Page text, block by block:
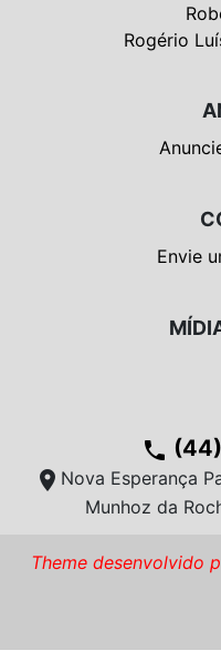
Rogério
Envie
phone
location_on Nova Esperança
Munhoz da
Theme desenvolvido